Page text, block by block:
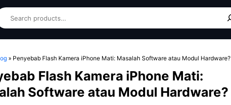
» Penyebab Flash Kamera iPhone Mati: Masalah Software atau Modul Hardware?
Flash Kamera iPhone Mati:
Software atau Modul Hardware?